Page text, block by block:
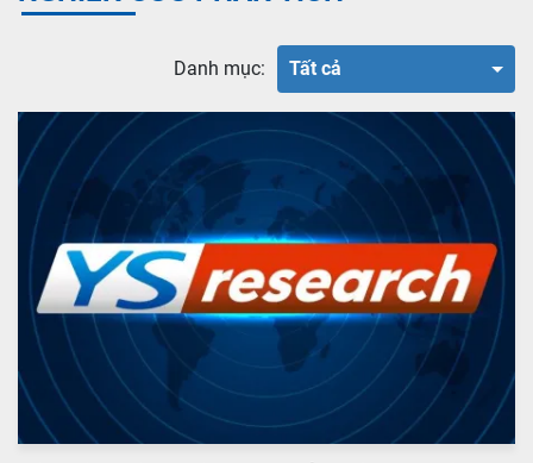
Danh mục: Tất cả